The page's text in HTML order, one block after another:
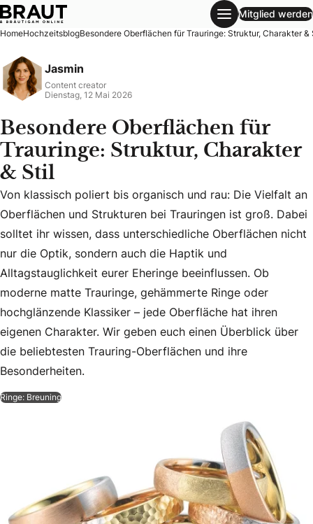
Besondere Oberflächen für Trauringe: Struktur, Charakter
Mitglied werden
HomeHochzeitsblogBesondere Oberflächen für Trauringe: Struktur, Charakter &
Jasmin
Content creator
Dienstag, 12 Mai 2026
Besondere Oberflächen für
Trauringe: Struktur, Charakter
& Stil
Von klassisch poliert bis organisch und rau: Die Vielfalt
Von klassisch poliert bis organisch und rau: Die Vielfalt an
Oberflächen und Strukturen bei Trauringen ist groß. Dabei
solltet ihr wissen, dass unterschiedliche Oberflächen nicht
nur die Optik, sondern auch die Haptik und
Alltagstauglichkeit eurer Eheringe beeinflussen. Ob
moderne matte Trauringe, gehämmerte Ringe oder
hochglänzende Klassiker – jede Oberfläche hat ihren
eigenen Charakter. Wir geben euch einen Überblick über
die beliebtesten Trauring-Oberflächen und ihre
Besonderheiten.
Ringe: Breuning